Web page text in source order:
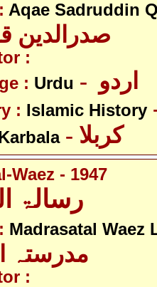
Aqae Sadruddin
:
: Urdu
: Islamic History
- کربلا
Waez - 1947
رسالۃ
Madrasatal Waez
مدرستہ
: